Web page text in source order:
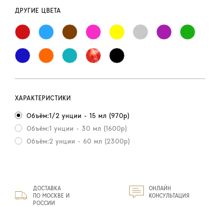
ДРУГИЕ ЦВЕТА
ХАРАКТЕРИСТИКИ
Объём:1/2 унции - 15 мл (970р)
Объём:1 унции - 30 мл (1600р)
Объём:2 унции - 60 мл (2300р)
ДОСТАВКА
ПО МОСКВЕ И
РОССИИ
ОНЛАЙН
КОНСУЛЬТАЦИЯ